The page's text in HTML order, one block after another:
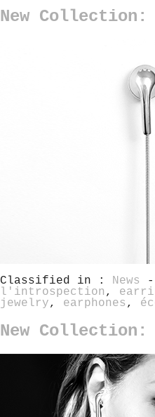
New Collection:
Classified in : News -
l'introspection ,
jewelry, earphones ,
New Collection: